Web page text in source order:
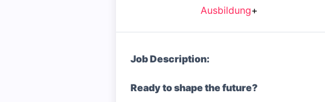
Ausbildung+
Job Description:
Ready to shape the future?